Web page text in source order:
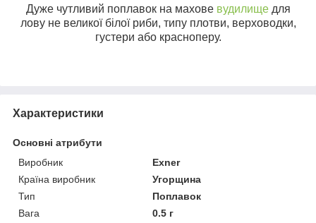
Дуже чутливий поплавок на махове вудилищедля
лову не великої білої риби, типу плотви, верховодки,
густери або красноперу.
Характеристики
Основні атрибути
Виробник
Exner
Країна виробник
Угорщина
Тип
Поплавок
Вага
0.5 г